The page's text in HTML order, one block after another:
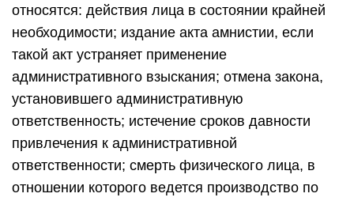
относятся: действия лица в состоянии крайней
необходимости; издание акта амнистии, если
такой акт устраняет применение
административного взыскания; отмена закона,
установившего административную
ответственность; истечение сроков давности
привлечения к административной
ответственности; смерть физического лица, в
отношении которого ведется производство по